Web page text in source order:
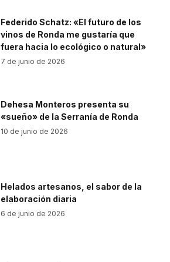
Federido Schatz: «El futuro de los
vinos de Ronda me gustaría que
fuera hacia lo ecológico o natural»
7 de junio de 2026
Dehesa Monteros presenta su
«sueño» de la Serranía de Ronda
10 de junio de 2026
Helados artesanos, el sabor de la
elaboración diaria
6 de junio de 2026